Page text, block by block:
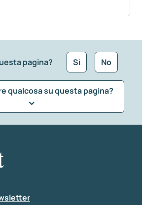
pagina? Sì No
qualcosa su questa pagina?
della segnalazione